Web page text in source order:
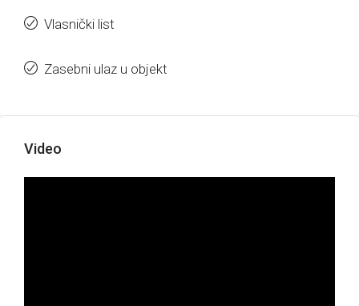
Vlasnički list
Zasebni ulaz u objekt
Video